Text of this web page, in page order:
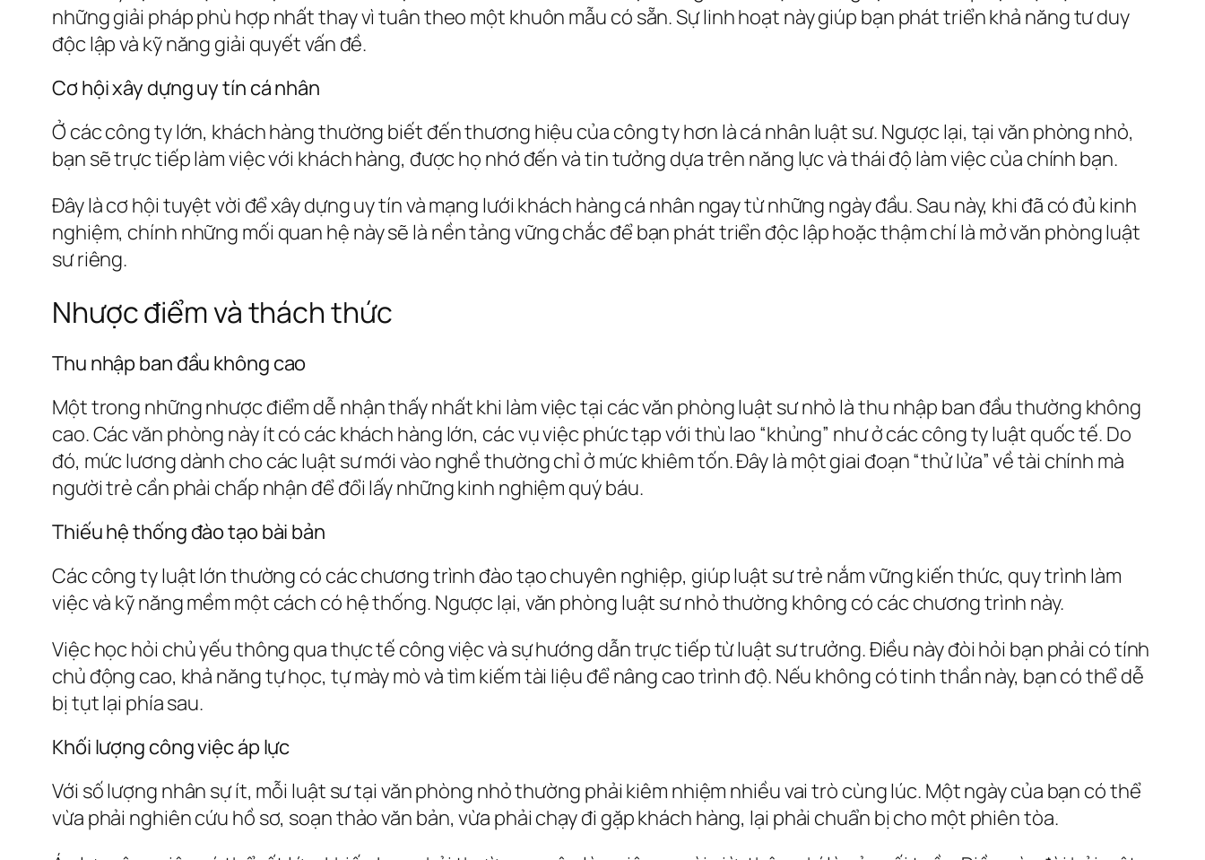
những giải pháp phù hợp nhất thay vì tuân theo một khuôn mẫu có sẵn. Sự linh hoạt này giúp bạn phát triển khả năng tư duy
độc lập và kỹ năng giải quyết vấn đề.
Cơ hội xây dựng uy tín cá nhân
Ở các công ty lớn, khách hàng thường biết đến thương hiệu của công ty hơn là cá nhân luật sư. Ngược lại, tại văn phòng nhỏ,
bạn sẽ trực tiếp làm việc với khách hàng, được họ nhớ đến và tin tưởng dựa trên năng lực và thái độ làm việc của chính bạn.
Đây là cơ hội tuyệt vời để xây dựng uy tín và mạng lưới khách hàng cá nhân ngay từ những ngày đầu. Sau này, khi đã có đủ kinh
nghiệm, chính những mối quan hệ này sẽ là nền tảng vững chắc để bạn phát triển độc lập hoặc thậm chí là mở văn phòng luật
sư riêng.
Nhược điểm và thách thức
Thu nhập ban đầu không cao
Một trong những nhược điểm dễ nhận thấy nhất khi làm việc tại các văn phòng luật sư nhỏ là thu nhập ban đầu thường không
cao. Các văn phòng này ít có các khách hàng lớn, các vụ việc phức tạp với thù lao “khủng” như ở các công ty luật quốc tế. Do
đó, mức lương dành cho các luật sư mới vào nghề thường chỉ ở mức khiêm tốn. Đây là một giai đoạn “thử lửa” về tài chính mà
người trẻ cần phải chấp nhận để đổi lấy những kinh nghiệm quý báu.
Thiếu hệ thống đào tạo bài bản
Các công ty luật lớn thường có các chương trình đào tạo chuyên nghiệp, giúp luật sư trẻ nắm vững kiến thức, quy trình làm
việc và kỹ năng mềm một cách có hệ thống. Ngược lại, văn phòng luật sư nhỏ thường không có các chương trình này.
Việc học hỏi chủ yếu thông qua thực tế công việc và sự hướng dẫn trực tiếp từ luật sư trưởng. Điều này đòi hỏi bạn phải có tính
chủ động cao, khả năng tự học, tự mày mò và tìm kiếm tài liệu để nâng cao trình độ. Nếu không có tinh thần này, bạn có thể dễ
bị tụt lại phía sau.
Khối lượng công việc áp lực
Với số lượng nhân sự ít, mỗi luật sư tại văn phòng nhỏ thường phải kiêm nhiệm nhiều vai trò cùng lúc. Một ngày của bạn có thể
vừa phải nghiên cứu hồ sơ, soạn thảo văn bản, vừa phải chạy đi gặp khách hàng, lại phải chuẩn bị cho một phiên tòa.